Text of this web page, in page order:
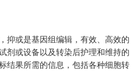
抑或是基因组编辑，有效、高效的
剂或设备以及转染后护理和维持的
结果所需的信息，包括各种细胞转